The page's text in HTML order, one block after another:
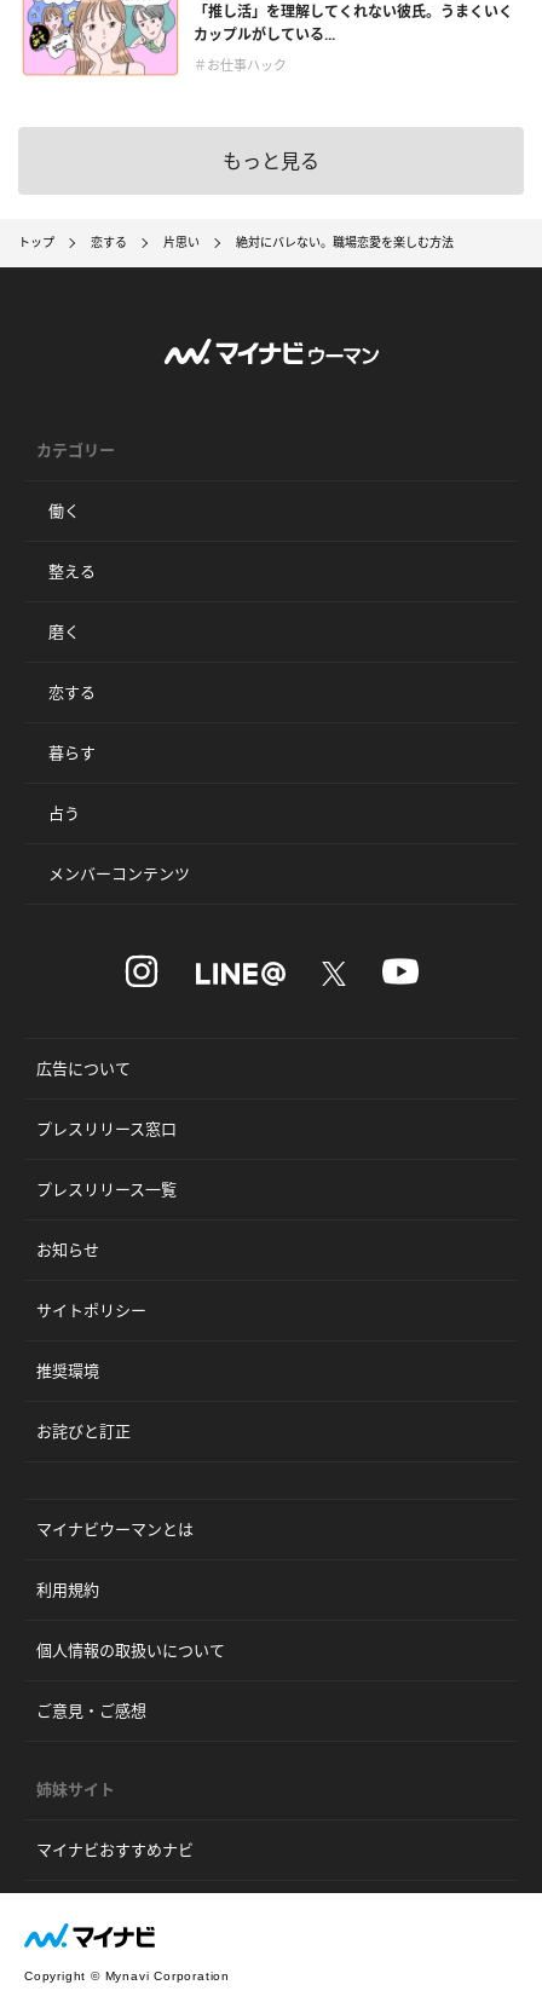
「推し活」を理解してくれない彼氏。うまくいく
カップルがしている...
＃お仕事ハック
もっと見る
トップ 恋する 片思い 絶対にバレない。職場恋愛を楽しむ方法
カテゴリー
働く
整える
磨く
恋する
暮らす
占う
メンバーコンテンツ
広告について
プレスリリース窓口
プレスリリース一覧
お知らせ
サイトポリシー
推奨環境
お詫びと訂正
マイナビウーマンとは
利用規約
個人情報の取扱いについて
ご意見・ご感想
姉妹サイト
マイナビおすすめナビ
Copyright © Mynavi Corporation